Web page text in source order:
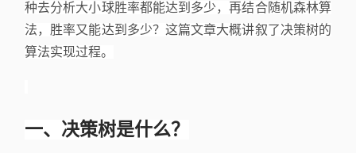
种去分析大小球胜率都能达到多少，再结合随机森林算
法，胜率又能达到多少？这篇文章大概讲叙了决策树的
算法实现过程。
一、决策树是什么？